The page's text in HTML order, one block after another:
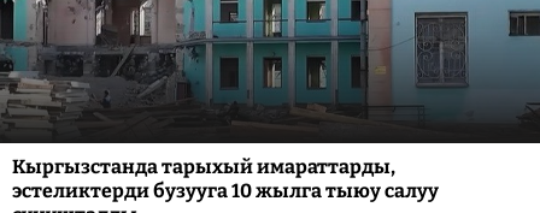
Кыргызстанда тарыхый имараттарды,
эстеликтерди бузууга 10 жылга тыюу салуу